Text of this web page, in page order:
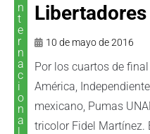
n
t
e
r
n
a
c
i
o
n
a
Libertadores
10 de mayo de 2016
Por los cuartos de
América,
mexicano, Pumas
tricolor Fidel Martínez.